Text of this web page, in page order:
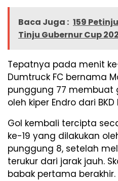
Baca Juga : 159
Tinju Gubernur Cup
Tepatnya pada menit
Dumtruck FC bernama
punggung 77 membuat
oleh kiper Endro dari BKD
Gol kembali tercipta
ke-19 yang dilakukan
punggung 8, setelah
terukur dari jarak jauh.
babak pertama berakhir.